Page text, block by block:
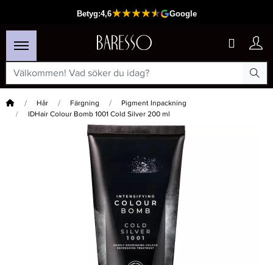
Hem Hår Färgning
Pigment Inpackning
IDHair Colour Bomb 1001 Cold Silver 200 ml
Passar din varukorg